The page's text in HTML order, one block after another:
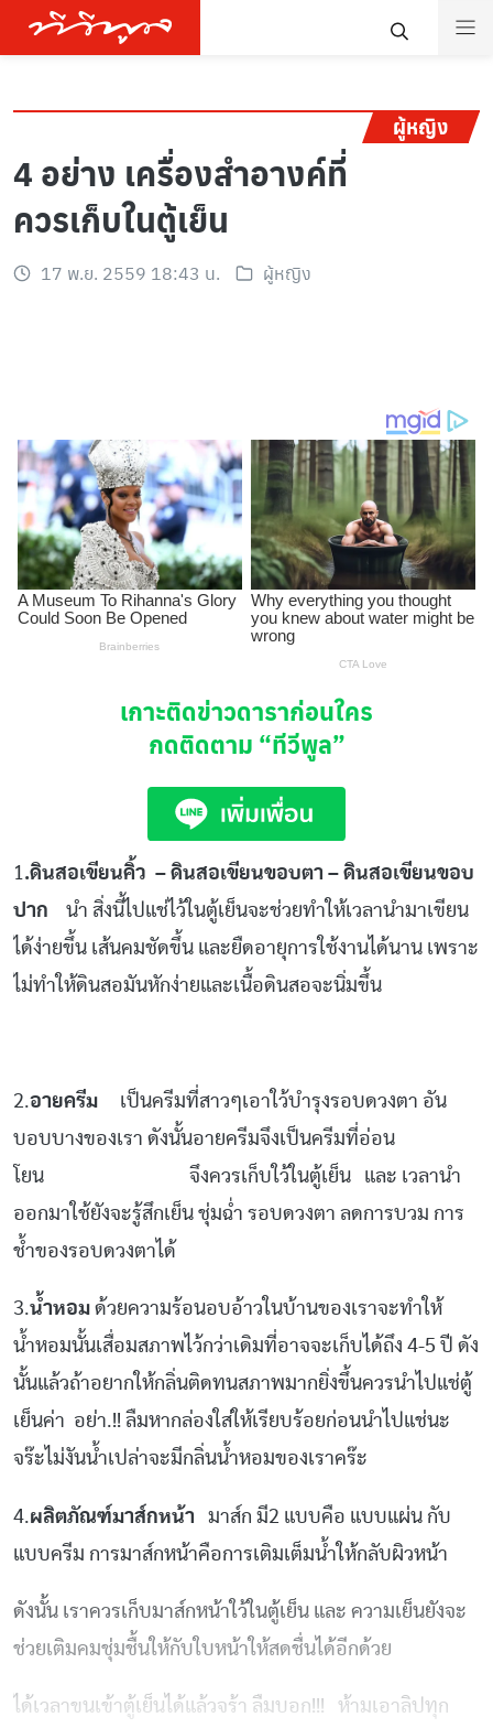
ผู้หญิง
4 อย่าง เครื่องสำอางค์ที่
ควรเก็บในตู้เย็น
17 พ.ย. 2559 18:43 น. ผู้หญิง
เกาะติดข่าวดาราก่อนใคร
กดติดตาม “ทีวีพูล”
1.ดินสอเขียนคิ้ว – ดินสอเขียนขอบตา – ดินสอเขียนขอบ
ปาก นำ สิ่งนี้ไปแช่ไว้ในตู้เย็นจะช่วยทำให้เวลานำมาเขียน
ได้ง่ายขึ้น เส้นคมชัดขึ้น และยืดอายุการใช้งานได้นาน เพราะ
ไม่ทำให้ดินสอมันหักง่ายและเนื้อดินสอจะนิ่มขึ้น
2.อายครีม
เป็นครีมที่สาวๆเอาใว้บำรุงรอบดวงตา อัน
บอบบางของเรา ดังนั้นอายครีมจึงเป็นครีมที่อ่อน
โยน จึงควรเก็บใว้ในตู้เย็น และ เวลานำ
ออกมาใช้ยังจะรู้สึกเย็น ชุ่มฉ่ำ รอบดวงตา ลดการบวม การ
ช้ำของรอบดวงตาได้
3.น้ำหอม ด้วยความร้อนอบอ้าวในบ้านของเราจะทำให้
น้ำหอมนั้นเสื่อมสภาพไว้กว่าเดิมที่อาจจะเก็บได้ถึง 4-5 ปี ดัง
นั้นแล้วถ้าอยากให้กลิ่นติดทนสภาพมากยิ่งขึ้นควรนำไปแช่ตู้
เย็นค่า อย่า.!! ลืมหากล่องใส่ให้เรียบร้อยก่อนนำไปแช่นะ
จร๊ะไม่งันน้ำเปล่าจะมีกลิ่นน้ำหอมของเราคร๊ะ
4.ผลิตภัณฑ์มาส์กหน้า มาส์ก มี2 แบบคือ แบบแผ่น กับ
แบบครีม การมาส์กหน้าคือการเติมเต็มน้ำให้กลับผิวหน้า
ดังนั้น เราควรเก็บมาส์กหน้าใว้ในตู้เย็น และ ความเย็นยังจะ
ช่วยเติมคมชุ่มชื้นให้กับใบหน้าให้สดชื่นได้อีกด้วย
ได้เวลาขนเข้าตู้เย็นได้แล้วจร้า ลืมบอก!!! ห้ามเอาลิปทุก